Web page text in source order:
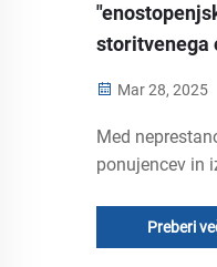
storitvenega
Mar 28, 2025
Med
ponujencev in
edinstvenim
trdno vstopila
Preberi